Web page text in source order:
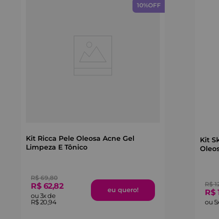
10%OFF
Kit Ricca Pele Oleosa Acne Gel
Limpeza E Tônico
R$ 69,80
R$ 62,82
ou3x de
R$20,94
Kit
R$
R$
ou5